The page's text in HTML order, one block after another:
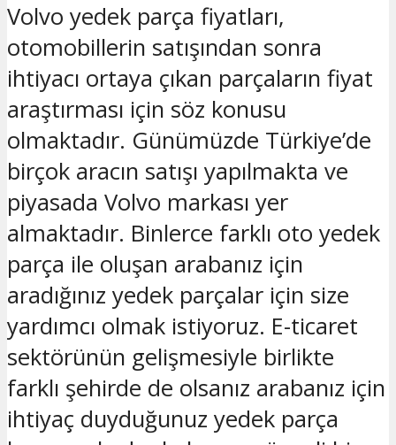
Volvo yedek parça fiyatları,
otomobillerin satışından sonra
ihtiyacı ortaya çıkan parçaların fiyat
araştırması için söz konusu
olmaktadır. Günümüzde Türkiye’de
birçok aracın satışı yapılmakta ve
piyasada Volvo markası yer
almaktadır. Binlerce farklı oto yedek
parça ile oluşan arabanız için
aradığınız yedek parçalar için size
yardımcı olmak istiyoruz. E-ticaret
sektörünün gelişmesiyle birlikte
farklı şehirde de olsanız arabanız için
ihtiyaç duyduğunuz yedek parça